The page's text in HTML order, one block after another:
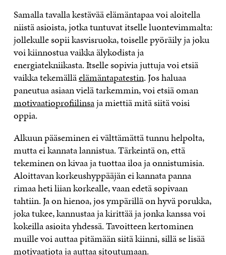
Samalla tavalla kestävää elämäntapaa voi aloitella
niistä asioista, jotka tuntuvat itselle luontevimmalta:
jollekulle sopii kasvisruoka, toiselle pyöräily ja joku
voi kiinnostua vaikka älykodista ja
energiatekniikasta. Itselle sopivia juttuja voi etsiä
vaikka tekemälläelämäntapatestin. Jos haluaa
paneutua asiaan vielä tarkemmin, voi etsiä oman
motivaatioprofiilinsaja miettiä mitä siitä voisi
oppia.
Alkuun pääseminen ei välttämättä tunnu helpolta,
mutta ei kannata lannistua. Tärkeintä on, että
tekeminen on kivaa ja tuottaa iloa ja onnistumisia.
Aloittavan korkeushyppääjän ei kannata panna
rimaa heti liian korkealle, vaan edetä sopivaan
tahtiin. Ja on hienoa, jos ympärillä on hyvä porukka,
joka tukee, kannustaa ja kirittää ja jonka kanssa voi
kokeilla asioita yhdessä. Tavoitteen kertominen
muille voi auttaa pitämään siitä kiinni, sillä se lisää
motivaatiota ja auttaa sitoutumaan.